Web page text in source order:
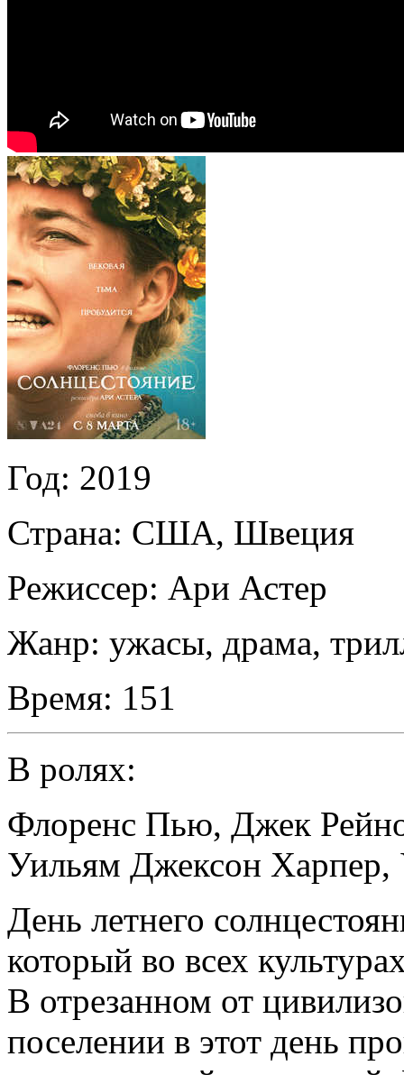
Год: 2019
Страна: США, Швеция
Режиссер: Ари Астер
Жанр: ужасы, драма,
Время: 151
В ролях:
Флоренс Пью, Джек
Уильям Джексон Харпер,
День летнего
который во всех
В отрезанном от
поселении в этот день